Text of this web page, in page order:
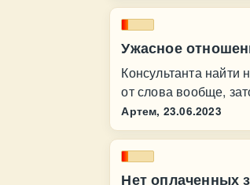
Ужасное
Консультанта найти
от слова вообще,
Артем, 23.06.2023
Нет оплаченных